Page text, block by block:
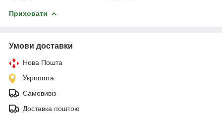
Приховати
Умови доставки
Нова Пошта
Укрпошта
Самовивіз
Доставка поштою